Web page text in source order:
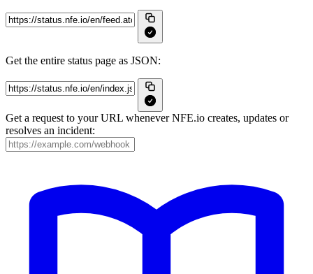
Get the entire status page as JSON:
Get a request to your URL whenever NFE.io creates, updates or
resolves an incident: